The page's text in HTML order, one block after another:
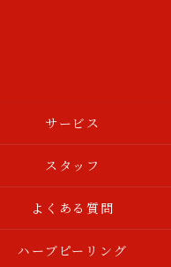
サービス
スタッフ
よくある質問
ハーブピーリング